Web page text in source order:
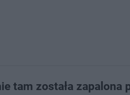
tam została